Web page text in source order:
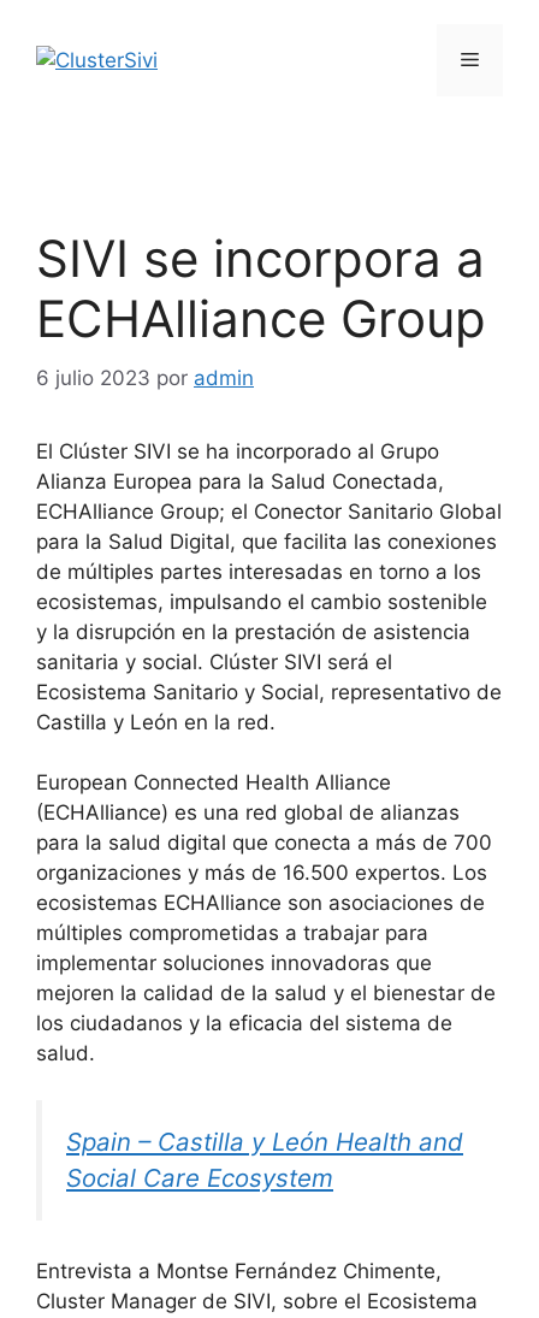
contenido
Menú
SIVI se incorpora a
ECHAlliance Group
6 julio 2023 por admin
El Clúster SIVI se ha incorporado al Grupo
Alianza Europea para la Salud Conectada,
ECHAlliance Group; el Conector Sanitario Global
para la Salud Digital, que facilita las conexiones
de múltiples partes interesadas en torno a los
ecosistemas, impulsando el cambio sostenible
y la disrupción en la prestación de asistencia
sanitaria y social. Clúster SIVI será el
Ecosistema Sanitario y Social, representativo de
Castilla y León en la red.
European Connected Health Alliance
(ECHAlliance) es una red global de alianzas
para la salud digital que conecta a más de 700
organizaciones y más de 16.500 expertos. Los
ecosistemas ECHAlliance son asociaciones de
múltiples comprometidas a trabajar para
implementar soluciones innovadoras que
mejoren la calidad de la salud y el bienestar de
los ciudadanos y la eficacia del sistema de
salud.
Spain – Castilla y León Health and
Social Care Ecosystem
Entrevista a Montse Fernández Chimente,
Cluster Manager de SIVI, sobre el Ecosistema